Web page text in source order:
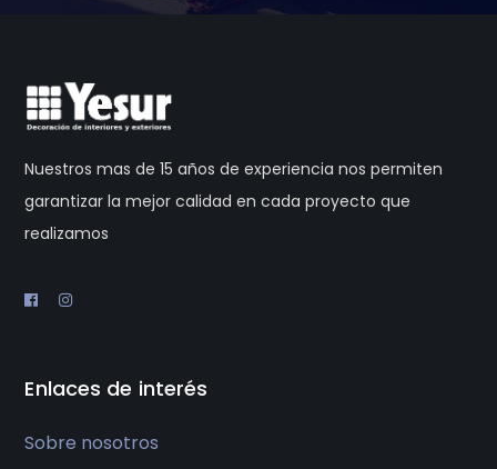
Nuestros mas de 15 años de experiencia nos permiten
garantizar la mejor calidad en cada proyecto que
realizamos
Enlaces de interés
Sobre nosotros